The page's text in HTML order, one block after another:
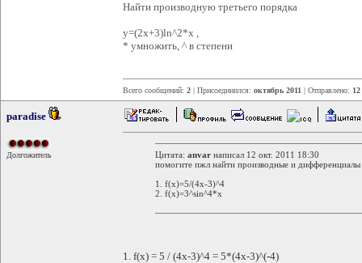
Найти производную третьего порядка
y=(2x+3)ln^2*x ,
* умножить, ^ в степени
Всего сообщений: 2 | Присоединился: октябрь 2011 | Отправлено:
paradise
Долгожитель Цитата: anvar написал 12 окт. 2011 18:30
помогите пжл найти производные и
1. f(x)=5/(4x-3)^4
2. f(x)=3^sin^4*x
1. f(x) = 5 / (4x-3)^4 = 5*(4x-3)^(-4)